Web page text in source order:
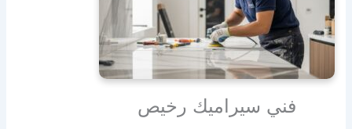
فني سيراميك رخيص